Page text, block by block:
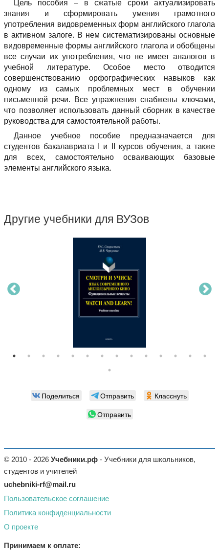
Цель пособия – в сжатые сроки актуализировать
знания и сформировать умения грамотного
употребления видовременных форм английского глагола
в активном залоге. В нем систематизированы основные
видовременные формы английского глагола и обобщены
все случаи их употребления, что не имеет аналогов в
учебной литературе. Особое место отводится
совершенствованию орфографических навыков как
одному из самых проблемных мест в обучении
письменной речи. Все упражнения снабжены ключами,
что позволяет использовать данный сборник в качестве
руководства для самостоятельной работы.
Данное учебное пособие предназначается для
студентов бакалавриата I и II курсов обучения, а также
для всех, самостоятельно осваивающих базовые
элементы английского языка.
Другие учебники для ВУЗов
Поделиться Отправить
Класснуть
Отправить
© 2010 - 2026 Учебники.рф - Учебники для школьников,
студентов и учителей
uchebniki-rf@mail.ru
Пользовательское соглашение
Политика конфиденциальности
О проекте
Принимаем к оплате: